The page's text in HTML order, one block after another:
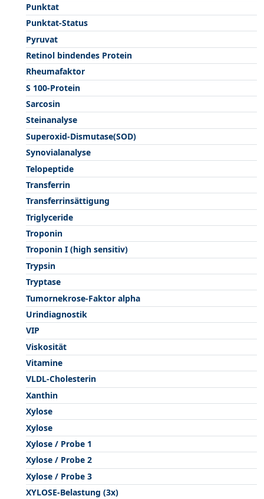
Punktat
Punktat-Status
Pyruvat
Retinol bindendes Protein
Rheumafaktor
S 100-Protein
Sarcosin
Steinanalyse
Superoxid-Dismutase(SOD)
Synovialanalyse
Telopeptide
Transferrin
Transferrinsättigung
Triglyceride
Troponin
Troponin I (high sensitiv)
Trypsin
Tryptase
Tumornekrose-Faktor alpha
Urindiagnostik
VIP
Viskosität
Vitamine
VLDL-Cholesterin
Xanthin
Xylose
Xylose
Xylose / Probe 1
Xylose / Probe 2
Xylose / Probe 3
XYLOSE-Belastung (3x)